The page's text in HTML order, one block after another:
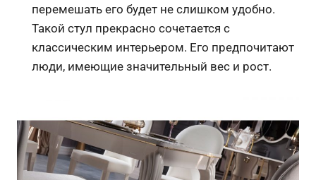
перемешать его будет не слишком удобно.
Такой стул прекрасно сочетается с
классическим интерьером. Его предпочитают
люди, имеющие значительный вес и рост.